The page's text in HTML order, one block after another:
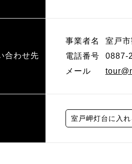
合わせ先
事業者名
室戸
電話番号
0887-
メール
室戸岬灯台に入